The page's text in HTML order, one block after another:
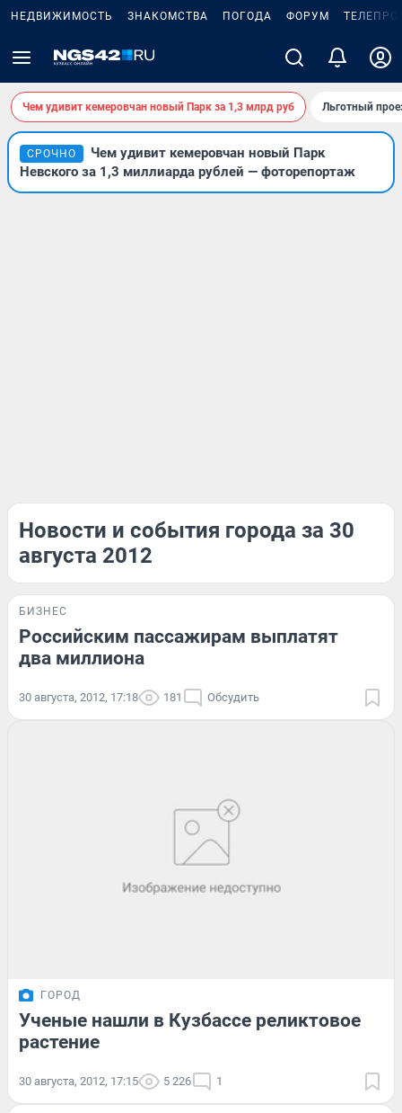
НЕДВИЖИМОСТЬ ЗНАКОМСТВА ПОГОДА ФОРУМ
Чем удивит кемеровчан новый Парк за 1,3 млрд руб Льготный
СРОЧНО
Чем удивит кемеровчан новый Парк
Невского за 1,3 миллиарда рублей — фоторепортаж
Новости и события города за 30
августа 2012
БИЗНЕС
Российским пассажирам выплатят
два миллиона
30 августа, 2012, 17:18 181 Обсудить
ГОРОД
Ученые нашли в Кузбассе реликтовое
растение
30 августа, 2012, 17:15 5 226 1